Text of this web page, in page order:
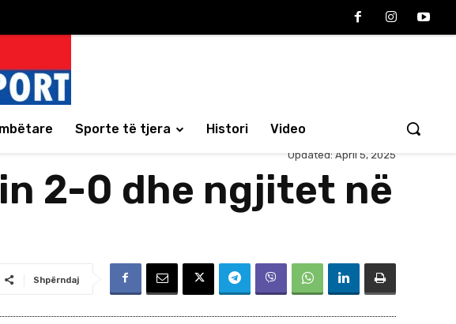
Sporte të tjera Histori Video
Updated: April 5, 2025
2-0 dhe ngjitet në
Shpërndaj